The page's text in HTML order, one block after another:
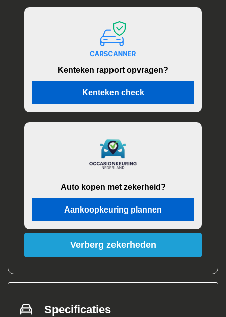
Kenteken rapport opvragen?
Kenteken check
Auto kopen met zekerheid?
Aankoopkeuring plannen
Verberg zekerheden
Specificaties